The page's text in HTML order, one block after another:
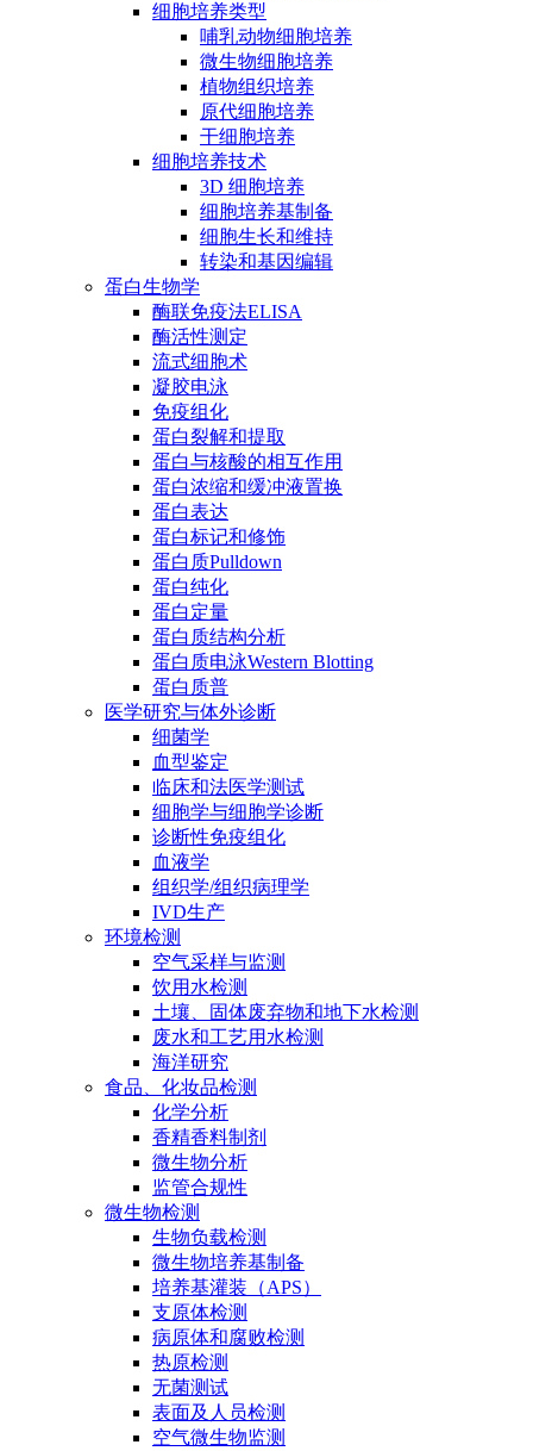
细胞培养类型
哺乳动物细胞培养
微生物细胞培养
植物组织培养
原代细胞培养
干细胞培养
细胞培养技术
3D 细胞培养
细胞培养基制备
细胞生长和维持
转染和基因编辑
蛋白生物学
酶联免疫法ELISA
酶活性测定
流式细胞术
凝胶电泳
免疫组化
蛋白裂解和提取
蛋白与核酸的相互作用
蛋白浓缩和缓冲液置换
蛋白表达
蛋白标记和修饰
蛋白质Pulldown
蛋白纯化
蛋白定量
蛋白质结构分析
蛋白质电泳Western Blotting
蛋白质普
医学研究与体外诊断
细菌学
血型鉴定
临床和法医学测试
细胞学与细胞学诊断
诊断性免疫组化
血液学
组织学/组织病理学
IVD生产
环境检测
空气采样与监测
饮用水检测
土壤、固体废弃物和地下水检测
废水和工艺用水检测
海洋研究
食品、化妆品检测
化学分析
香精香料制剂
微生物分析
监管合规性
微生物检测
生物负载检测
微生物培养基制备
培养基灌装（APS）
支原体检测
病原体和腐败检测
热原检测
无菌测试
表面及人员检测
空气微生物监测